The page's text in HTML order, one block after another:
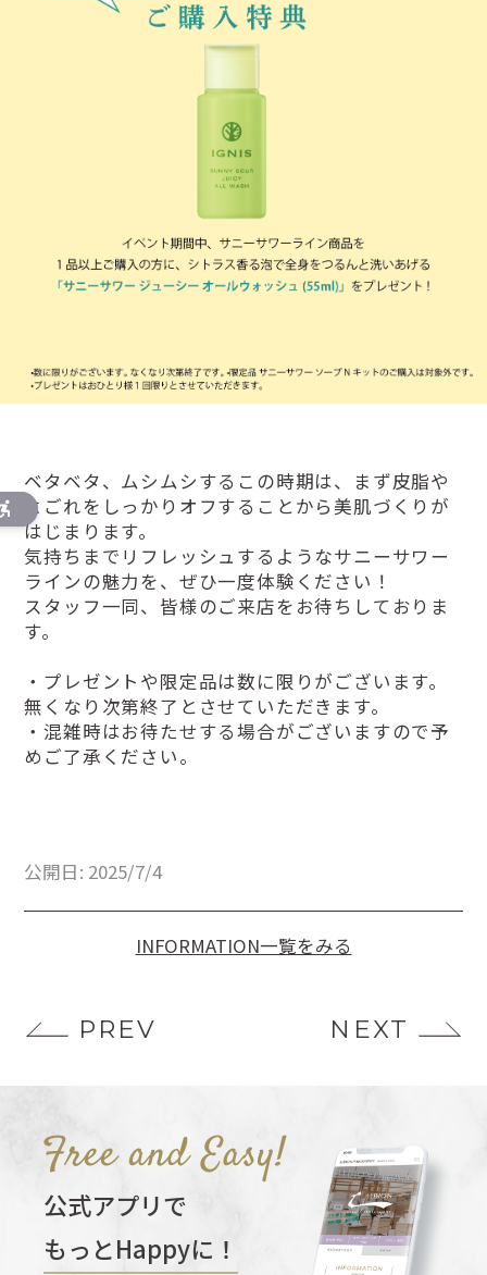
ベタベタ、ムシムシするこの時期は、まず皮脂や
よごれをしっかりオフすることから美肌づくりが
はじまります。
気持ちまでリフレッシュするようなサニーサワー
ラインの魅力を、ぜひ一度体験ください！
スタッフ一同、皆様のご来店をお待ちしておりま
す。
・プレゼントや限定品は数に限りがございます。
無くなり次第終了とさせていただきます。
・混雑時はお待たせする場合がございますので予
めご了承ください。
公開日: 2025/7/4
INFORMATION一覧をみる
PREV NEXT
公式アプリで
もっとHappyに！